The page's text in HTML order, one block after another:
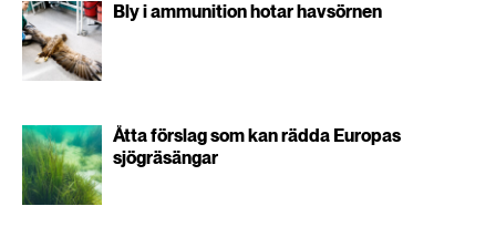
Bly i ammunition hotar havsörnen
Åtta förslag som kan rädda Europas
sjögräsängar